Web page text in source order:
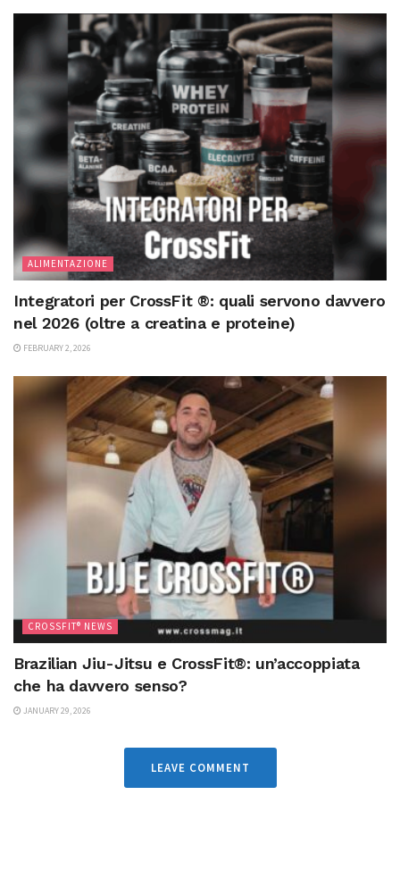
ALIMENTAZIONE
Integratori per CrossFit ®: quali servono davvero
nel 2026 (oltre a creatina e proteine)
FEBRUARY 2, 2026
CROSSFIT® NEWS
Brazilian Jiu-Jitsu e CrossFit®: un’accoppiata
che ha davvero senso?
JANUARY 29, 2026
LEAVE COMMENT